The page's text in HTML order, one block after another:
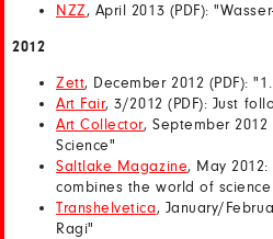
NZZ, April 2013 (PDF):
2012
Zett, December 2012 (PDF):
Art Fair, 3/2012 (PDF): Just
Art Collector, September 2012
Science"
Saltlake Magazine, May 2012:
combines the world of
Transhelvetica, January/
Ragi"